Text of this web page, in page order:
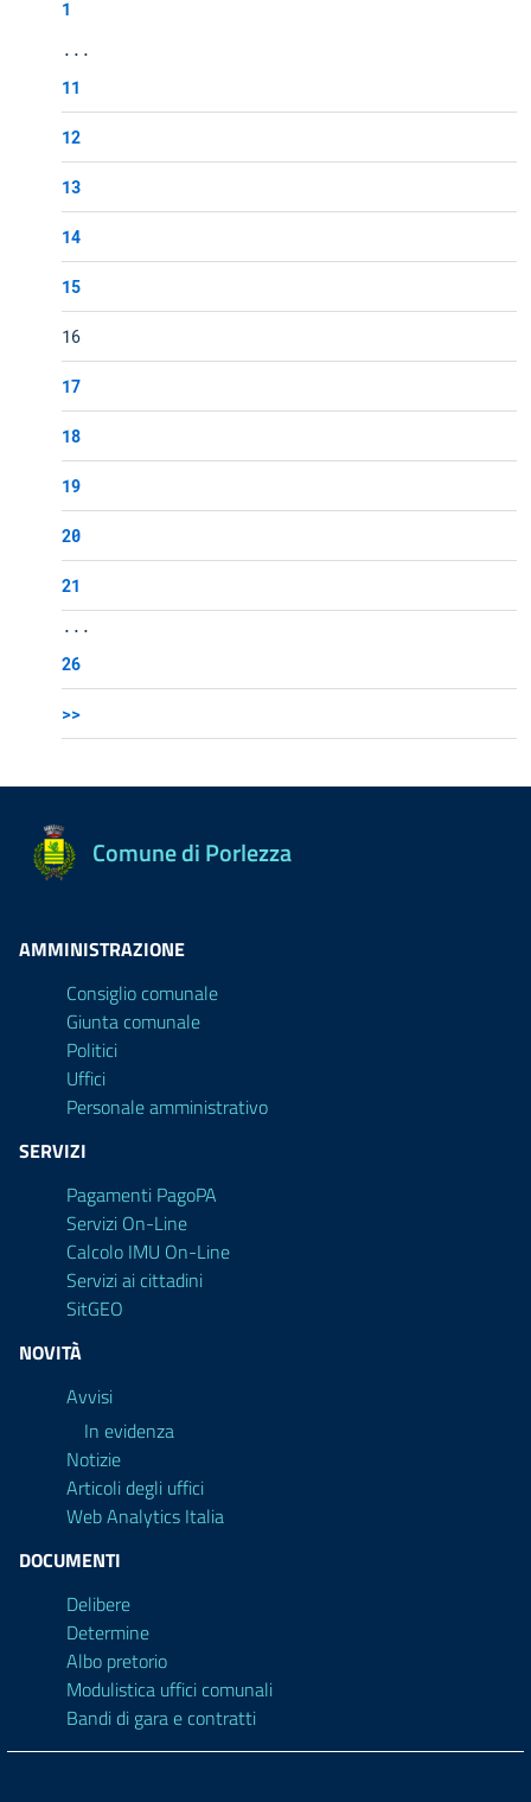
1
...
11
12
13
14
15
16
17
18
19
20
21
...
26
>>
Comune di Porlezza
AMMINISTRAZIONE
Consiglio comunale
Giunta comunale
Politici
Uffici
Personale amministrativo
SERVIZI
Pagamenti PagoPA
Servizi On-Line
Calcolo IMU On-Line
Servizi ai cittadini
SitGEO
NOVITÀ
Avvisi
In evidenza
Notizie
Articoli degli uffici
Web Analytics Italia
DOCUMENTI
Delibere
Determine
Albo pretorio
Modulistica uffici comunali
Bandi di gara e contratti